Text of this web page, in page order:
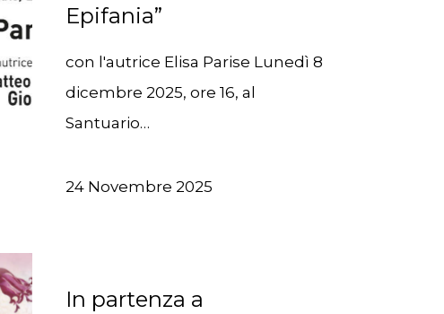
Epifania”
con l'autrice Elisa Parise Lunedì 8
dicembre 2025, ore 16, al
Santuario…
24 Novembre 2025
In partenza a